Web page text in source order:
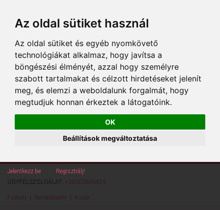
Az oldal sütiket használ
Az oldal sütiket és egyéb nyomkövető
technológiákat alkalmaz, hogy javítsa a
böngészési élményét, azzal hogy személyre
szabott tartalmakat és célzott hirdetéseket jelenít
meg, és elemzi a weboldalunk forgalmát, hogy
megtudjuk honnan érkeztek a látogatóink.
OK
Beállítások megváltoztatása
Jelentkezz be
Regisztrálj!
ÜGYFÉLSZOLGÁLAT: +36303606429
Fiókom Rendeléseim Kosár